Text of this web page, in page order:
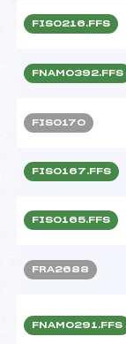
FIS0216.FFS
FNAM0392.FFS
FIS0170
FIS0167.FFS
FIS0165.FFS
FRA2688
FNAM0291.FFS